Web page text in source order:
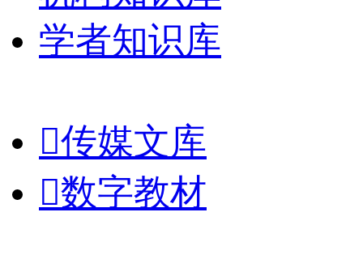
学者知识库
传媒文库
数字教材